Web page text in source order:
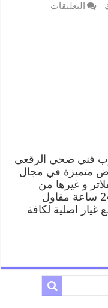
التعليقات
فني صحي الرقعى
متميزة في مجال
و غيرها من
خدمات السباكة رقم هاتفنا يعمل 24 ساعة مقاول
اصلية لكافة